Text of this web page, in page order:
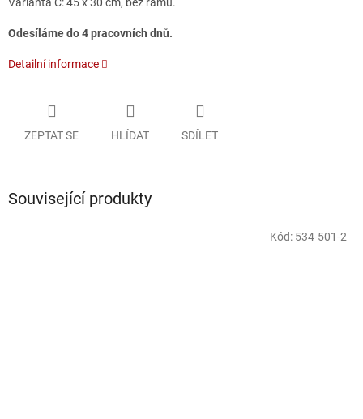
Varianta C: 45 x 30 cm, bez rámu.
Odesíláme do 4 pracovních dnů.
Detailní informace
ZEPTAT SE HLÍDAT SDÍLET
Související produkty
Kód: 534-501-2